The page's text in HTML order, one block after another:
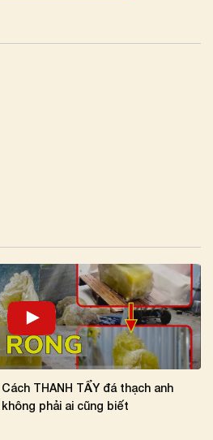
Cách THANH TẨY đá thạch anh
không phải ai cũng biết